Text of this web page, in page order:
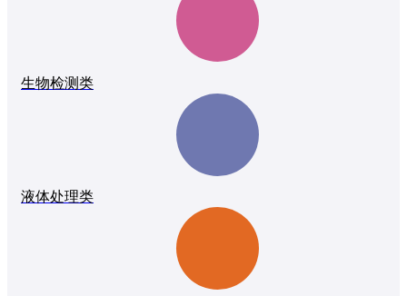
生物检测类
液体处理类